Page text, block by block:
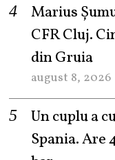
Marius
CFR Cluj.
din Gruia
august 8, 2026
Un cuplu a
Spania. Are